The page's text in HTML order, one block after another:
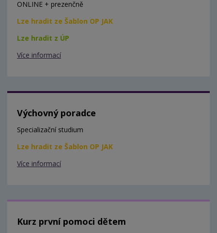
ONLINE + prezenčně
Lze hradit ze Šablon OP JAK
Lze hradit z ÚP
Více informací
Výchovný poradce
Specializační studium
Lze hradit ze Šablon OP JAK
Více informací
Kurz první pomoci dětem